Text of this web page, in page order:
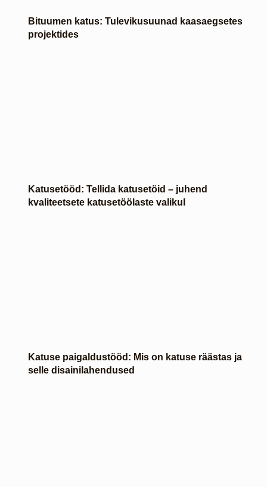
Bituumen katus: Tulevikusuunad kaasaegsetes
projektides
Katusetööd: Tellida katusetöid – juhend
kvaliteetsete katusetöölaste valikul
Katuse paigaldustööd: Mis on katuse räästas ja
selle disainilahendused